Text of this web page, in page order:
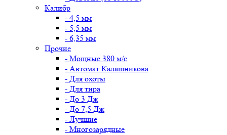
Калибр
- 4,5 мм
- 5,5 мм
- 6,35 мм
Прочие
- Мощные 380 м/с
- Автомат Калашникова
- Для охоты
- Для тира
- До 3 Дж
- До 7,5 Дж
- Лучшие
- Многозарядные